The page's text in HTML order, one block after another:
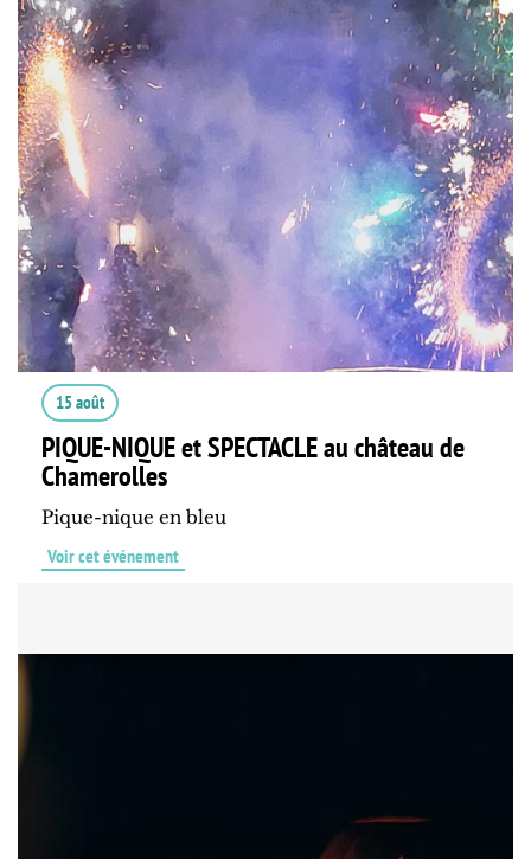
15 août
PIQUE-NIQUE et SPECTACLE au château de
Chamerolles
Pique-nique en bleu
Voir cet événement